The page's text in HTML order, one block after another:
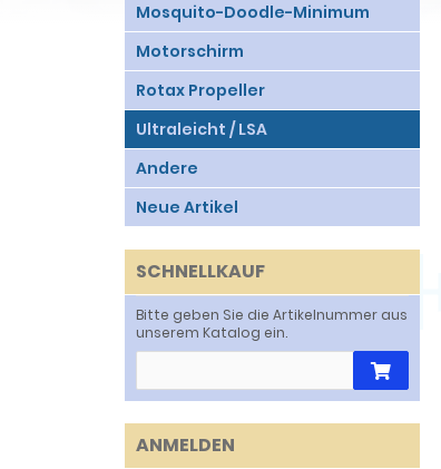
Mosquito-Doodle-Minimum
Motorschirm
Rotax Propeller
Ultraleicht / LSA
Andere
Neue Artikel
SCHNELLKAUF
Bitte geben Sie die Artikelnummer aus
unserem Katalog ein.
ANMELDEN